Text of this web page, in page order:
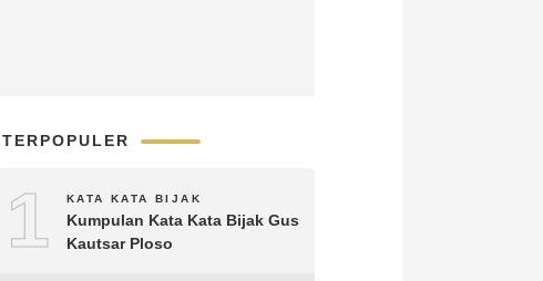
TERPOPULER
1 KATA KATA BIJAK
Kumpulan Kata Kata Bijak Gus
Kautsar Ploso